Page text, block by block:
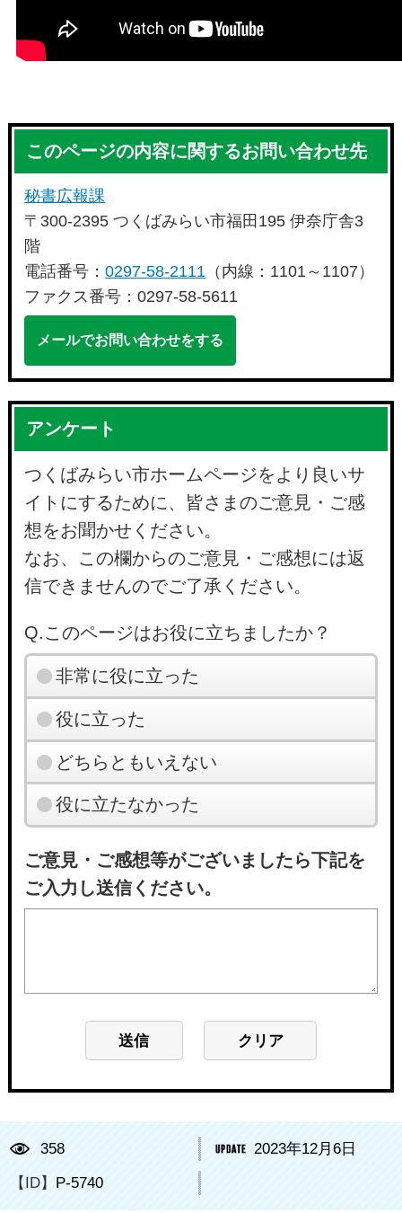
このページの内容に関するお問い合わせ先
秘書広報課
〒300-2395 つくばみらい市福田195 伊奈庁舎3
階
電話番号：0297-58-2111 （内線：1101～1107）
ファクス番号：0297-58-5611
メールでお問い合わせをする
アンケート
つくばみらい市ホームページをより良いサ
イトにするために、皆さまのご意見・ご感
想をお聞かせください。
なお、この欄からのご意見・ご感想には返
信できませんのでご了承ください。
Q.このページはお役に立ちましたか？
非常に役に立った
役に立った
どちらともいえない
役に立たなかった
ご意見・ご感想等がございましたら下記を
ご入力し送信ください。
358 2023年12月6日
【ID】 P-5740